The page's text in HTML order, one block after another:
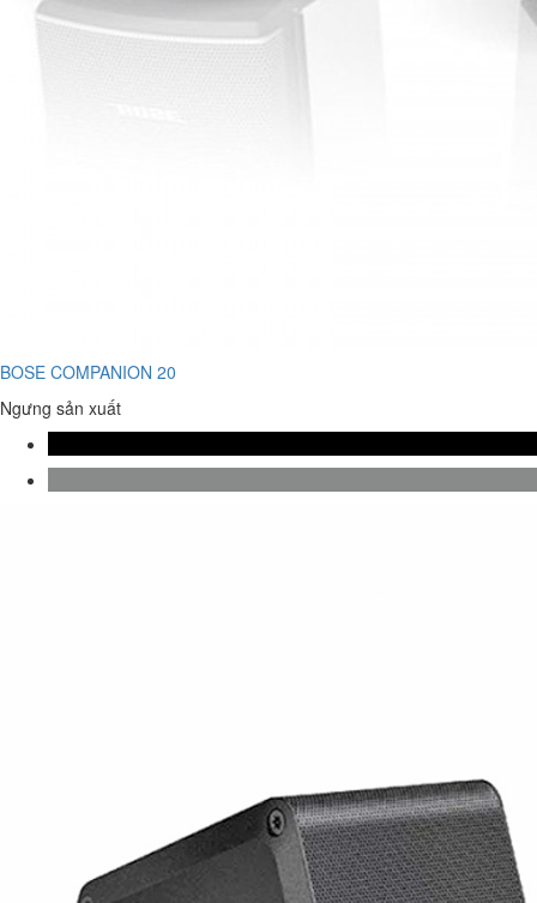
BOSE COMPANION 20
Ngưng sản xuất